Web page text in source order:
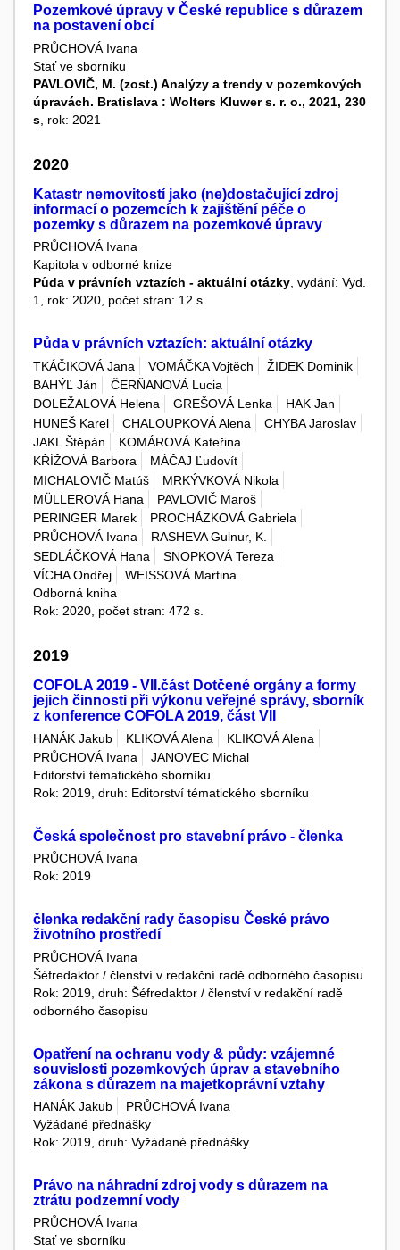
Pozemkové úpravy v České republice s důrazem
na postavení obcí
PRŮCHOVÁ Ivana
Stať ve sborníku
PAVLOVIČ, M. (zost.) Analýzy a trendy v pozemkových
úpravách. Bratislava : Wolters Kluwer s. r. o., 2021, 230
s , rok: 2021
2020
Katastr nemovitostí jako (ne)dostačující zdroj
informací o pozemcích k zajištění péče o
pozemky s důrazem na pozemkové úpravy
PRŮCHOVÁ Ivana
Kapitola v odborné knize
Půda v právních vztazích - aktuální otázky, vydání: Vyd.
1, rok: 2020, počet stran: 12 s.
Půda v právních vztazích: aktuální otázky
TKÁČIKOVÁ Jana VOMÁČKA Vojtěch
ŽIDEK Dominik
BAHÝĽ Ján
ČERŇANOVÁ Lucia
DOLEŽALOVÁ Helena
GREŠOVÁ Lenka
HAK Jan
HUNEŠ Karel
CHALOUPKOVÁ Alena
CHYBA Jaroslav
JAKL Štěpán
KOMÁROVÁ Kateřina
KŘÍŽOVÁ Barbora
MÁČAJ Ľudovít
MICHALOVIČ Matúš
MRKÝVKOVÁ Nikola
MÜLLEROVÁ Hana
PAVLOVIČ Maroš
PERINGER Marek
PROCHÁZKOVÁ Gabriela
PRŮCHOVÁ Ivana
RASHEVA Gulnur, K.
SEDLÁČKOVÁ Hana
SNOPKOVÁ Tereza
VÍCHA Ondřej
WEISSOVÁ Martina
Odborná kniha
Rok: 2020, počet stran: 472 s.
2019
COFOLA 2019 - VII.část Dotčené orgány a formy
jejich činnosti při výkonu veřejné správy, sborník
z konference COFOLA 2019, část VII
HANÁK Jakub KLIKOVÁ Alena
KLIKOVÁ Alena
PRŮCHOVÁ Ivana
JANOVEC Michal
Editorství tématického sborníku
Rok: 2019, druh: Editorství tématického sborníku
Česká společnost pro stavební právo - členka
PRŮCHOVÁ Ivana
Rok: 2019
členka redakční rady časopisu České právo
životního prostředí
PRŮCHOVÁ Ivana
Šéfredaktor / členství v redakční radě odborného časopisu
Rok: 2019, druh: Šéfredaktor / členství v redakční radě
odborného časopisu
Opatření na ochranu vody & půdy: vzájemné
souvislosti pozemkových úprav a stavebního
zákona s důrazem na majetkoprávní vztahy
HANÁK Jakub
PRŮCHOVÁ Ivana
Vyžádané přednášky
Rok: 2019, druh: Vyžádané přednášky
Právo na náhradní zdroj vody s důrazem na
ztrátu podzemní vody
PRŮCHOVÁ Ivana
Stať ve sborníku